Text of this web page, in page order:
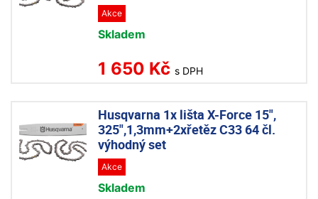
Akce
Skladem
1 650 Kč s DPH
Husqvarna 1x lišta X-Force 15",
325",1,3mm+2xřetěz C33 64 čl.
výhodný set
Akce
Skladem